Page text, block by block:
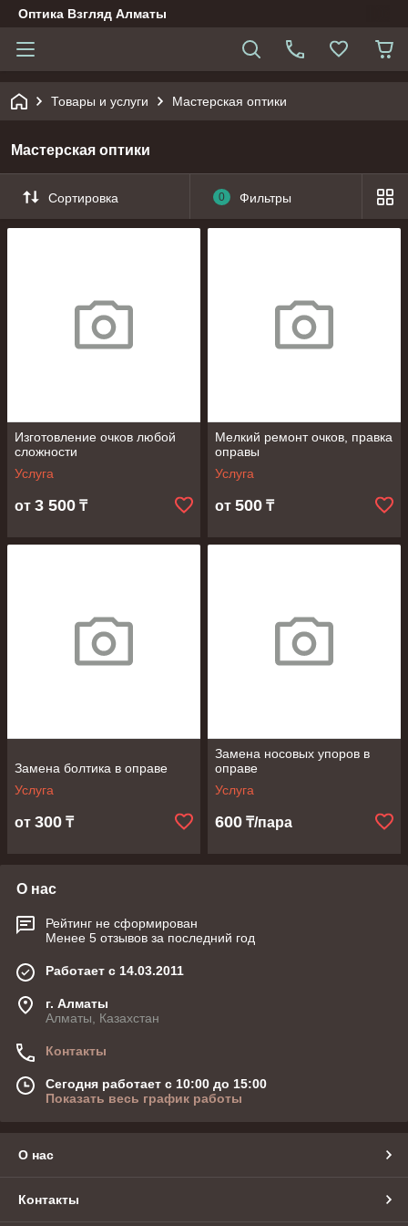
Оптика Взгляд Алматы
Товары и услуги Мастерская оптики
Мастерская оптики
Сортировка 0 Фильтры
Изготовление очков любой
сложности
Услуга
от 3 500 ₸
Мелкий ремонт очков, правка
оправы
Услуга
от 500 ₸
Замена болтика в оправе
Услуга
от 300 ₸
Замена носовых упоров в
оправе
Услуга
600 ₸/пара
О нас
Рейтинг не сформирован
Менее 5 отзывов за последний год
Работает с 14.03.2011
г. Алматы
Алматы, Казахстан
Контакты
Сегодня работает с 10:00 до 15:00
Показать весь график работы
О нас
Контакты